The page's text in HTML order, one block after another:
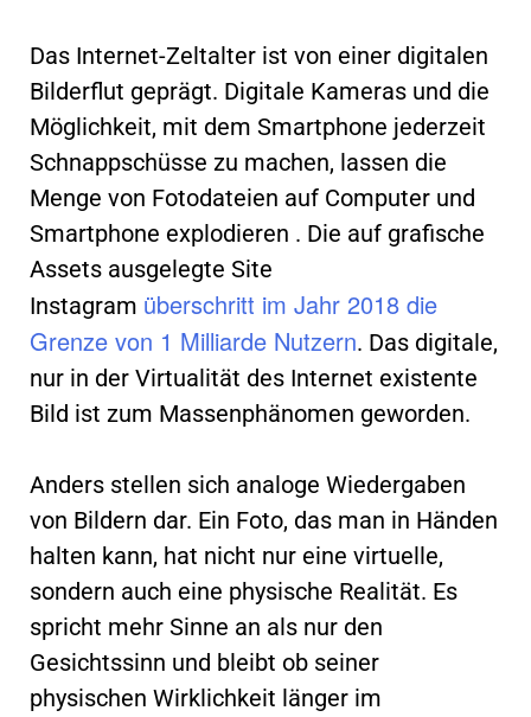
Das Internet-Zeltalter ist von einer digitalen
Bilderflut geprägt. Digitale Kameras und die
Möglichkeit, mit dem Smartphone jederzeit
Schnappschüsse zu machen, lassen die
Menge von Fotodateien auf Computer und
Smartphone explodieren . Die auf grafische
Assets ausgelegte Site
Instagram überschritt im Jahr 2018 die
Grenze von 1 Milliarde Nutzern. Das digitale,
nur in der Virtualität des Internet existente
Bild ist zum Massenphänomen geworden.
Anders stellen sich analoge Wiedergaben
von Bildern dar. Ein Foto, das man in Händen
halten kann, hat nicht nur eine virtuelle,
sondern auch eine physische Realität. Es
spricht mehr Sinne an als nur den
Gesichtssinn und bleibt ob seiner
physischen Wirklichkeit länger im